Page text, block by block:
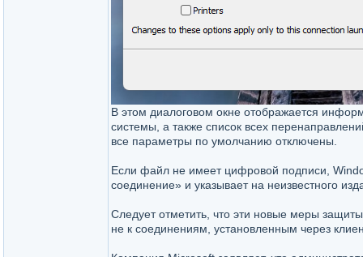
В этом диалоговом окне отображается
системы, а также список всех
все параметры по умолчанию отключены.
Если файл не имеет цифровой подписи,
соединение» и указывает на неизвестного
Следует отметить, что эти новые меры
не к соединениям, установленным через